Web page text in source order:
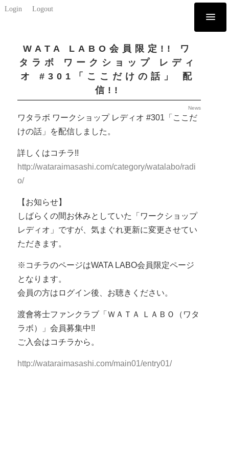
Login Logout
WATA LABO会員限定!! ワ
タラボ ワークショップ レディ
オ #301「ここだけの話」 配
信!!
News
ワタラボ ワークショップ レディオ #301「ここだ
けの話」を配信しました。
詳しくはコチラ!!
http://wataraimasashi.com/category/watalabo/radi
o/
【お知らせ】
しばらくの間お休みとしていた「ワークショップ
レディオ」ですが、気まぐれ更新に変更させてい
ただきます。
※コチラのページはWATA LABO会員限定ページ
となります。
会員の方はログイン後、お聴きください。
渡會将士ファンクラブ「ＷＡＴＡ ＬＡＢＯ（ワタ
ラボ）」会員募集中!!
ご入会はコチラから。
http://wataraimasashi.com/main01/entry01/